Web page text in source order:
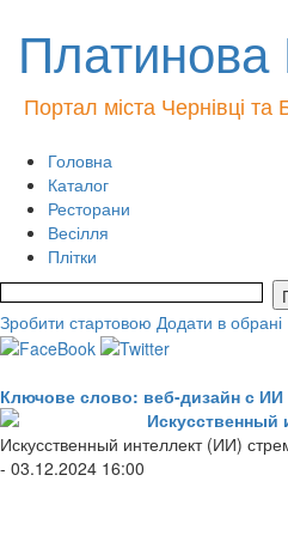
Платинова
Портал міста Чернівці та
Головна
Каталог
Ресторани
Весілля
Плітки
Зробити стартовою Додати в обрані
Ключове слово: веб-дизайн с ИИ
Искусственный
Искусственный интеллект (ИИ)
- 03.12.2024 16:00